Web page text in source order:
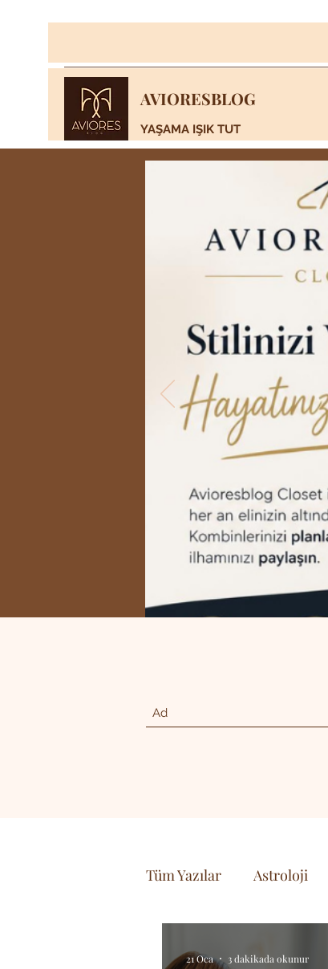
AVIORESBLOG
YAŞAMA IŞIK TUT
Tüm Yazılar Astroloji
21 Oca 3 dakikada okunur